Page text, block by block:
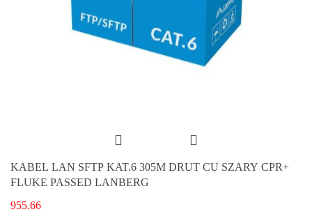
KABEL LAN SFTP KAT.6 305M DRUT CU SZARY CPR+
FLUKE PASSED LANBERG
955.66